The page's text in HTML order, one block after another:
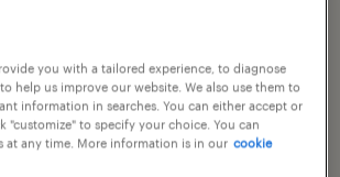
& support services
you with a tailored experience, to diagnose
help us improve our website. We also use them to
information in searches. You can either accept or
"customize" to specify your choice. You can
at any time. More information is in our cookie